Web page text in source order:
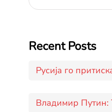
Recent Posts